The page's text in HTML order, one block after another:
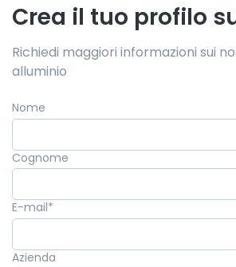
Crea il tuo profilo
Richiedi maggiori informazioni sui
alluminio
Nome
Cognome
E-mail*
Azienda